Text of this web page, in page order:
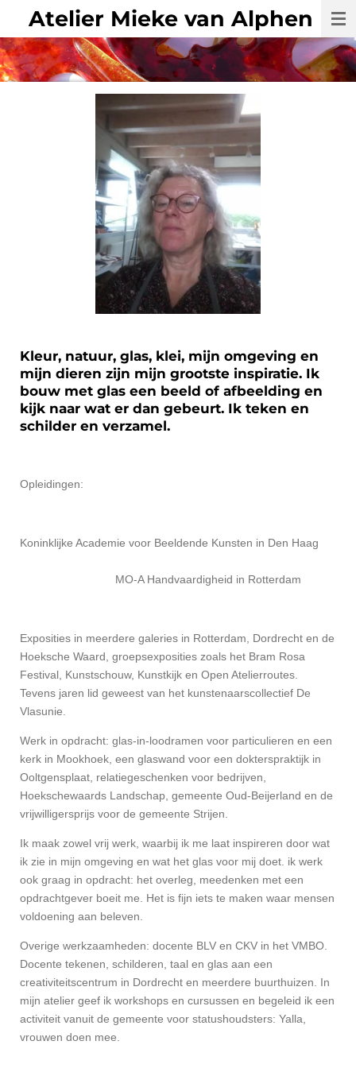
naar
de
Atelier Mieke van Alphen
Kleur, natuur, glas, klei, mijn omgeving en
mijn dieren zijn mijn grootste inspiratie. Ik
bouw met glas een beeld of afbeelding en
kijk naar wat er dan gebeurt. Ik teken en
schilder en verzamel.
Opleidingen:
Koninklijke Academie voor Beeldende Kunsten in Den Haag
MO-A Handvaardigheid in Rotterdam
Exposities in meerdere galeries in Rotterdam, Dordrecht en de
Hoeksche Waard, groepsexposities zoals het Bram Rosa
Festival, Kunstschouw, Kunstkijk en Open Atelierroutes.
Tevens jaren lid geweest van het kunstenaarscollectief De
Vlasunie.
Werk in opdracht: glas-in-loodramen voor particulieren en een
kerk in Mookhoek, een glaswand voor een dokterspraktijk in
Ooltgensplaat, relatiegeschenken voor bedrijven,
Hoekschewaards Landschap, gemeente Oud-Beijerland en de
vrijwilligersprijs voor de gemeente Strijen.
Ik maak zowel vrij werk, waarbij ik me laat inspireren door wat
ik zie in mijn omgeving en wat het glas voor mij doet. ik werk
ook graag in opdracht: het overleg, meedenken met een
opdrachtgever boeit me. Het is fijn iets te maken waar mensen
voldoening aan beleven.
Overige werkzaamheden: docente BLV en CKV in het VMBO.
Docente tekenen, schilderen, taal en glas aan een
creativiteitscentrum in Dordrecht en meerdere buurthuizen. In
mijn atelier geef ik workshops en cursussen en begeleid ik een
activiteit vanuit de gemeente voor statushoudsters: Yalla,
vrouwen doen mee.